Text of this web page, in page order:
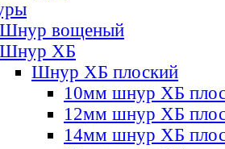
Шнур вощеный
Шнур ХБ
Шнур ХБ плоский
10мм шнур ХБ
12мм шнур ХБ
14мм шнур ХБ